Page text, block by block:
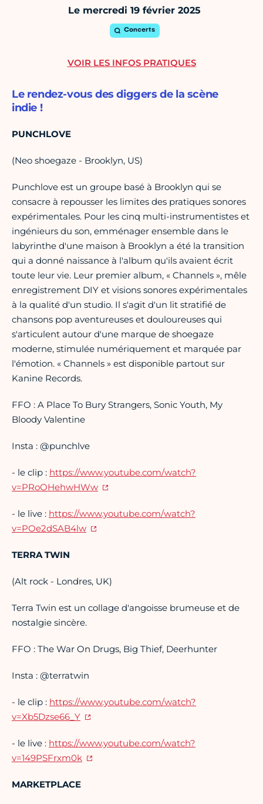
Le mercredi 19 février 2025
Concerts
Le rendez-vous des diggers de la scène
indie !
PUNCHLOVE
(Neo shoegaze - Brooklyn, US)
Punchlove est un groupe basé à Brooklyn qui se
consacre à repousser les limites des pratiques sonores
expérimentales. Pour les cinq multi-instrumentistes et
ingénieurs du son, emménager ensemble dans le
labyrinthe d'une maison à Brooklyn a été la transition
qui a donné naissance à l'album qu'ils avaient écrit
toute leur vie. Leur premier album, « Channels », mêle
enregistrement DIY et visions sonores expérimentales
à la qualité d'un studio. Il s'agit d'un lit stratifié de
chansons pop aventureuses et douloureuses qui
s'articulent autour d'une marque de shoegaze
moderne, stimulée numériquement et marquée par
l'émotion. « Channels » est disponible partout sur
Kanine Records.
FFO : A Place To Bury Strangers, Sonic Youth, My
Bloody Valentine
Insta : @punchlve
- le clip : https://www.youtube.com/watch?
v=PRoOHehwHWw
- le live : https://www.youtube.com/watch?
v=POe2dSAB4lw
TERRA TWIN
(Alt rock - Londres, UK)
Terra Twin est un collage d'angoisse brumeuse et de
nostalgie sincère.
FFO : The War On Drugs, Big Thief, Deerhunter
Insta : @terratwin
- le clip : https://www.youtube.com/watch?
v=Xb5Dzse66_Y
- le live : https://www.youtube.com/watch?
v=149PSFrxm0k
MARKETPLACE
VOIR LES INFOS PRATIQUES